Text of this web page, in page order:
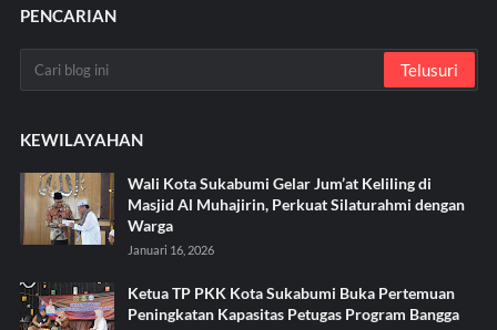
PENCARIAN
KEWILAYAHAN
Wali Kota Sukabumi Gelar Jum’at Keliling di
Masjid Al Muhajirin, Perkuat Silaturahmi dengan
Warga
Januari 16, 2026
Ketua TP PKK Kota Sukabumi Buka Pertemuan
Peningkatan Kapasitas Petugas Program Bangga